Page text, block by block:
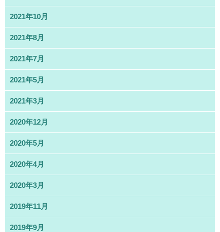
2021年10月
2021年8月
2021年7月
2021年5月
2021年3月
2020年12月
2020年5月
2020年4月
2020年3月
2019年11月
2019年9月